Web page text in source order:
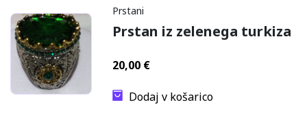
Prstani
Prstan iz zelenega turkiza
20,00 €
Dodaj v košarico